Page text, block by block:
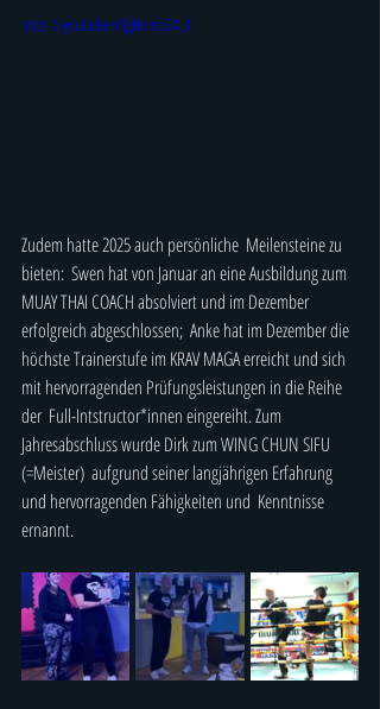
https://youtu.be/nfgHomq2XUI
Zudem hatte 2025 auch persönliche  Meilensteine zu
bieten:  Swen hat von Januar an eine Ausbildung zum
MUAY THAI COACH absolviert und im Dezember
erfolgreich abgeschlossen;  Anke hat im Dezember die
höchste Trainerstufe im KRAV MAGA erreicht und sich
mit hervorragenden Prüfungsleistungen in die Reihe
der  Full-Intstructor*innen eingereiht. Zum
Jahresabschluss wurde Dirk zum WING CHUN SIFU
(=Meister)  aufgrund seiner langjährigen Erfahrung
und hervorragenden Fähigkeiten und  Kenntnisse
ernannt.